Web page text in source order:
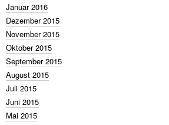
Januar 2016
Dezember 2015
November 2015
Oktober 2015
September 2015
August 2015
Juli 2015
Juni 2015
Mai 2015